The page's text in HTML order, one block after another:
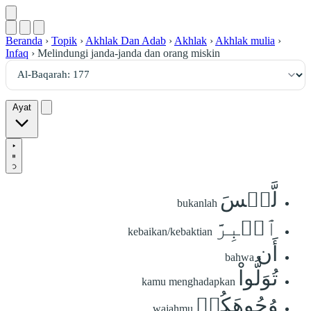
Beranda › Topik › Akhlak Dan Adab › Akhlak › Akhlak mulia ›
Infaq › Melindungi janda-janda dan orang miskin
Ayat
لَّيۡسَ bukanlah
ٱلۡبِرَّ kebaikan/kebaktian
أَن bahwa
تُوَلُّواْ kamu menghadapkan
وُجُوهَكُمۡ wajahmu